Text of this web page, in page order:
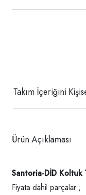
Takım İçeriğini
Ürün Açıklaması
Santoria-DİD Koltuk
Fiyata dahil parçalar